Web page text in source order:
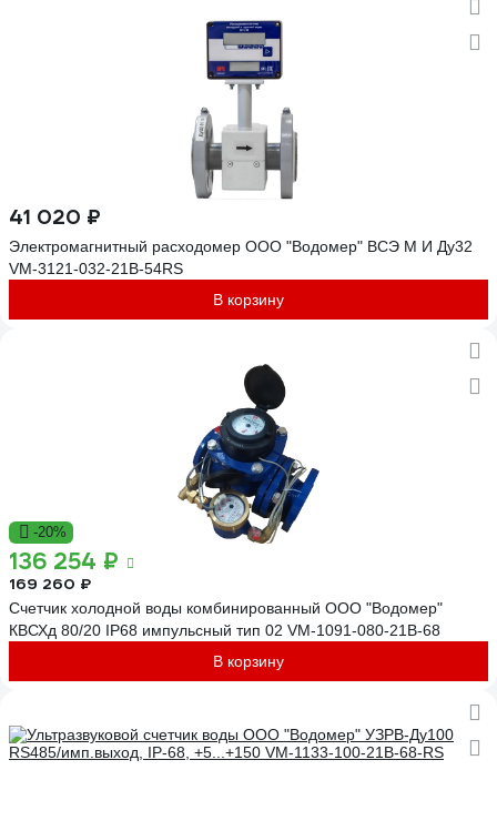
41 020 ₽
Электромагнитный расходомер ООО "Водомер" ВСЭ М И Ду32
VM-3121-032-21B-54RS
В корзину
-20%
136 254 ₽
169 260 ₽
Счетчик холодной воды комбинированный ООО "Водомер"
КВСХд 80/20 IP68 импульсный тип 02 VM-1091-080-21B-68
В корзину